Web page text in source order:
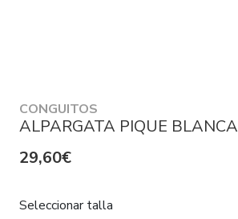
CONGUITOS
ALPARGATA PIQUE BLANCA
29,60€
Seleccionar talla